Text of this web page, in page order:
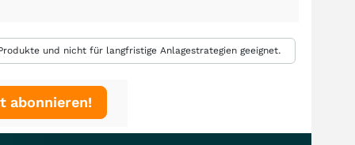
und nicht für langfristige Anlagestrategien geeignet.
abonnieren!